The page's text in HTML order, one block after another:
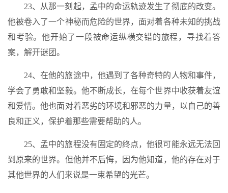
23、从那一刻起，孟中的命运轨迹发生了彻底的改变。
他被卷入了一个神秘而危险的世界，面对着各种未知的挑战
和考验。他开始了一段被命运纵横交错的旅程，寻找着答
案，解开谜团。
24、在他的旅途中，他遇到了各种奇特的人物和事件，
学会了勇敢和坚毅。他不断成长，在每个世界中收获着友谊
和爱情。他也面对着恶劣的环境和邪恶的力量，以自己的善
良和正义，保护着那些需要帮助的人。
25、孟中的旅程没有固定的终点，他很可能永远无法回
到原来的世界。但他并不后悔，因为他知道，他的存在对于
其他世界的人们来说是一束希望的光芒。